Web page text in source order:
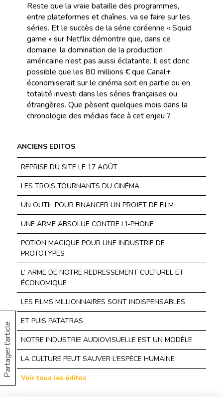
Partager l'article
Reste que la vraie bataille des programmes,
entre plateformes et chaînes, va se faire sur les
séries. Et le succès de la série coréenne « Squid
game » sur Netflix démontre que, dans ce
domaine, la domination de la production
américaine n’est pas aussi éclatante. Il est donc
possible que les 80 millions € que Canal+
économiserait sur le cinéma soit en partie ou en
totalité investi dans les séries françaises ou
étrangères. Que pèsent quelques mois dans la
chronologie des médias face à cet enjeu ?
ANCIENS EDITOS
REPRISE DU SITE LE 17 AOÛT
LES TROIS TOURNANTS DU CINÉMA
UN OUTIL POUR FINANCER UN PROJET DE FILM
UNE ARME ABSOLUE CONTRE L’I-PHONE
POTION MAGIQUE POUR UNE INDUSTRIE DE
PROTOTYPES
L’ ARME DE NOTRE REDRESSEMENT CULTUREL ET
ÉCONOMIQUE
LES FILMS MILLIONNAIRES SONT INDISPENSABLES
ET PUIS PATATRAS
NOTRE INDUSTRIE AUDIOVISUELLE EST UN MODÈLE
LA CULTURE PEUT SAUVER L’ESPÈCE HUMAINE
Voir tous les éditos